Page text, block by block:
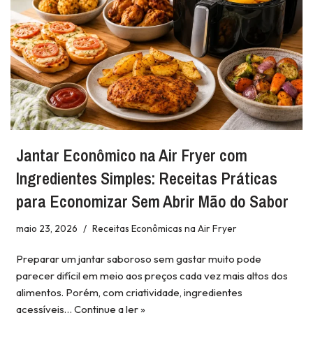
Jantar Econômico na Air Fryer com
Ingredientes Simples: Receitas Práticas
para Economizar Sem Abrir Mão do Sabor
maio 23, 2026 Receitas Econômicas na Air Fryer
Preparar um jantar saboroso sem gastar muito pode
parecer difícil em meio aos preços cada vez mais altos dos
alimentos. Porém, com criatividade, ingredientes
acessíveis… Continue a ler »